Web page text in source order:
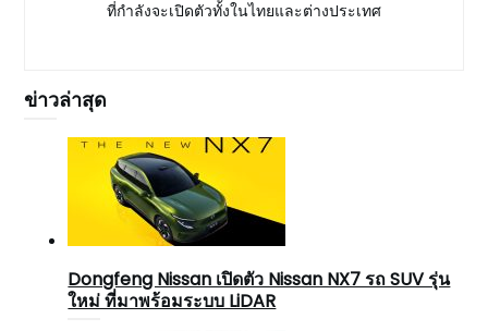
ที่กำลังจะเปิดตัวทั้งในไทยและต่างประเทศ
ข่าวล่าสุด
Dongfeng Nissan เปิดตัว Nissan NX7 รถ SUV รุ่น
ใหม่ ที่มาพร้อมระบบ LiDAR